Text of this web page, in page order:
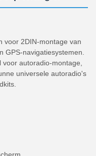
voor 2DIN-montage van
GPS-navigatiesystemen.
autoradio-montage,
universele autoradio's